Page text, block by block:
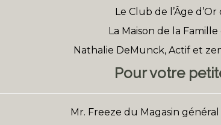
Le Club de l’Âge
La Maison de la
Nathalie DeMunck, Actif et
Pour votre
Mr. Freeze du Magasin